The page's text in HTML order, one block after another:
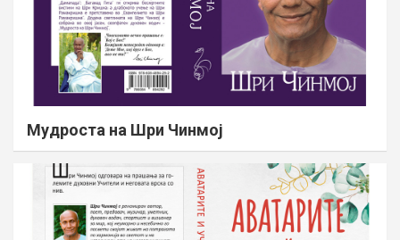
Мудроста на Шри Чинмој